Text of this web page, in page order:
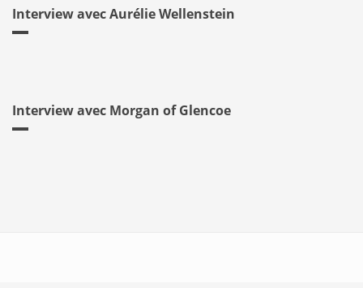
Interview avec Aurélie Wellenstein
Interview avec Morgan of Glencoe